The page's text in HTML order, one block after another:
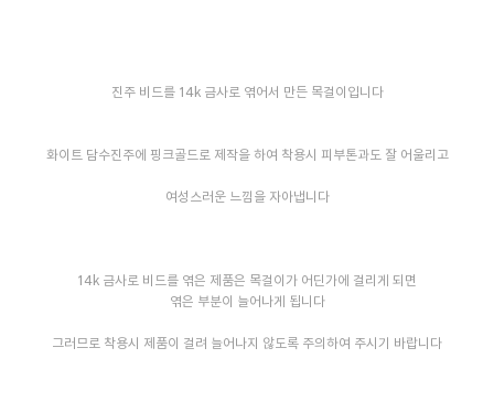
진주 비드를 14k 금사로 엮어서 만든 목걸이입니다
화이트 담수진주에 핑크골드로 제작을 하여 착용시 피부톤과도 잘 어울리고
여성스러운 느낌을 자아냅니다
14k 금사로 비드를 엮은 제품은 목걸이가 어딘가에 걸리게 되면
엮은 부분이 늘어나게 됩니다
그러므로 착용시 제품이 걸려 늘어나지 않도록 주의하여 주시기 바랍니다